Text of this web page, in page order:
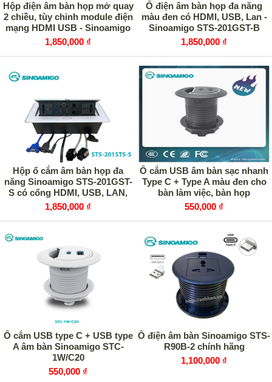
Hộp điện âm bàn họp mở quay
2 chiều, tùy chỉnh module điện
mạng HDMI USB - Sinoamigo
STS-7S/6F
1,850,000 ₫
Ổ điện âm bàn họp đa năng
màu đen có HDMI, USB, Lan -
Sinoamigo STS-201GST-B
1,850,000 ₫
Hộp ổ cắm âm bàn họp đa
năng Sinoamigo STS-201GST-
S có cổng HDMI, USB, LAN,
Audio
1,850,000 ₫
Ổ cắm USB âm bàn sạc nhanh
Type C + Type A màu đen cho
bàn làm việc, bàn họp
Sinoamigo STC-1B/C20
550,000 ₫
Ổ cắm USB type C + USB type
A âm bàn Sinoamigo STC-
1W/C20
550,000 ₫
Ổ điện âm bàn Sinoamigo STS-
R90B-2 chính hãng
1,100,000 ₫